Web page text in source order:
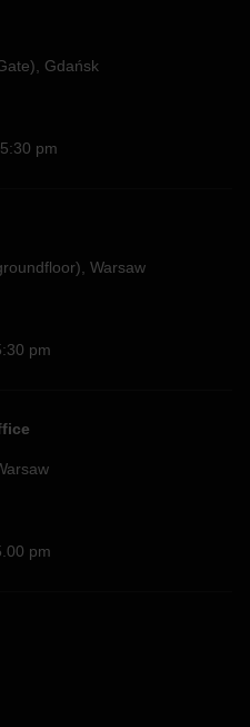
Gdańsk
pm
Warsaw
pm
pm